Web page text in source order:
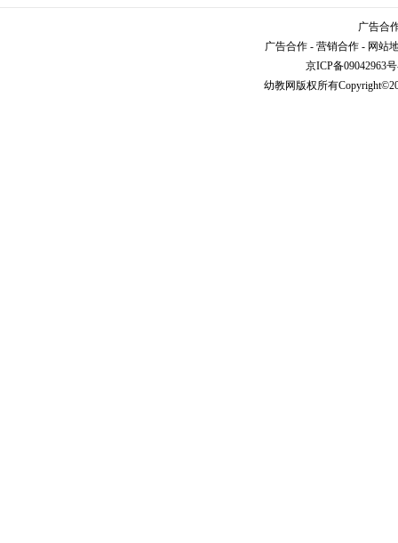
广告合
广告合作 - 营销合作 - 网站
京ICP备09042963
幼教网版权所有